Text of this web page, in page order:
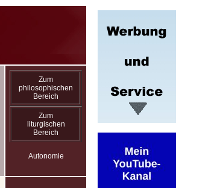
Zum
philosophischen
Bereich
Zum
liturgischen
Bereich
Autonomie